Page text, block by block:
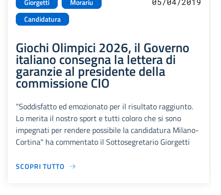
Giorgetti
Morariu
Candidatura
Giochi Olimpici 2026, il Governo
italiano consegna la lettera di
garanzie al presidente della
commissione CIO
“Soddisfatto ed emozionato per il risultato raggiunto.
Lo merita il nostro sport e tutti coloro che si sono
impegnati per rendere possibile la candidatura Milano-
Cortina" ha commentato il Sottosegretario Giorgetti
SCOPRI TUTTO